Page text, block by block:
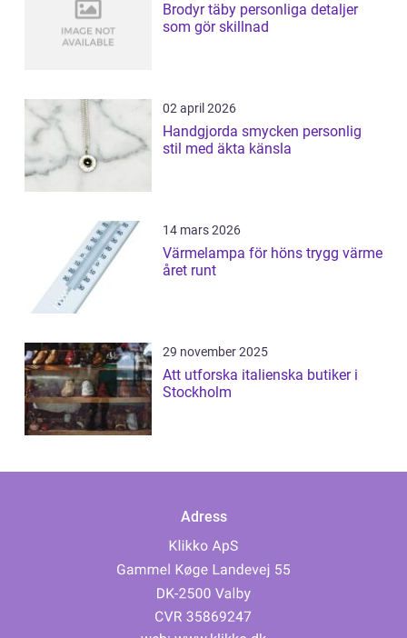
Brodyr täby personliga detaljer
som gör skillnad
02 april 2026
Handgjorda smycken personlig
stil med äkta känsla
14 mars 2026
Värmelampa för höns trygg värme
året runt
29 november 2025
Att utforska italienska butiker i
Stockholm
Adress